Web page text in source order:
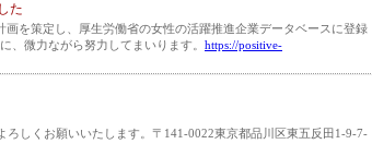
た
を策定し、厚生労働省の女性の活躍推進企業データベースに登録
、微力ながら努力してまいります。 https://positive-
しくお願いいたします。〒141-0022東京都品川区東五反田1-9-7-